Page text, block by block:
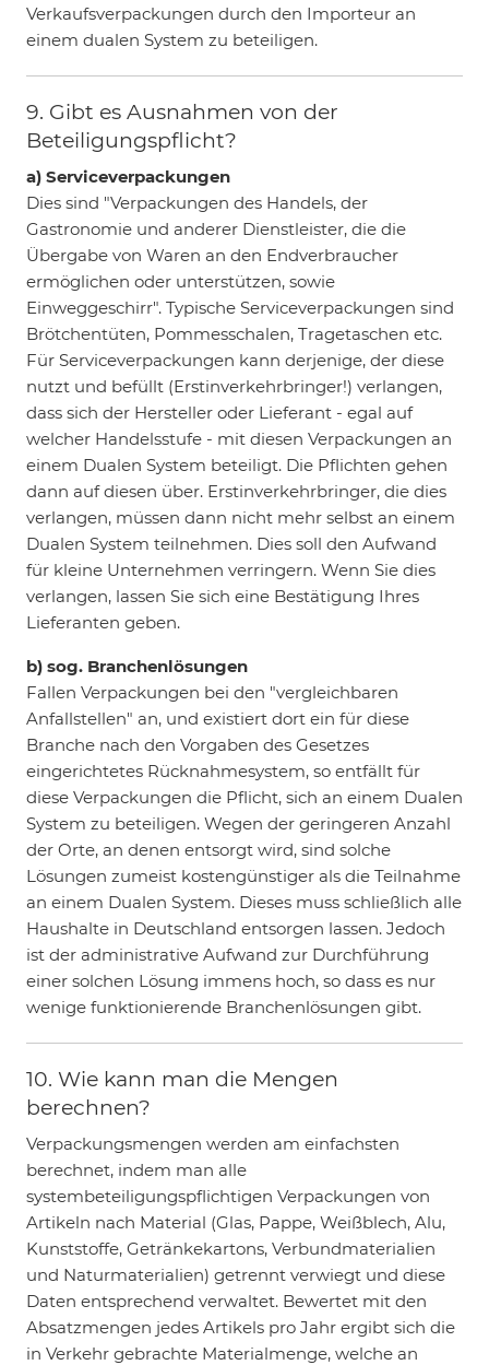
Verkaufsverpackungen durch den Importeur an
einem dualen System zu beteiligen.
9. Gibt es Ausnahmen von der
Beteiligungspflicht?
a) Serviceverpackungen
Dies sind "Verpackungen des Handels, der
Gastronomie und anderer Dienstleister, die die
Übergabe von Waren an den Endverbraucher
ermöglichen oder unterstützen, sowie
Einweggeschirr". Typische Serviceverpackungen sind
Brötchentüten, Pommesschalen, Tragetaschen etc.
Für Serviceverpackungen kann derjenige, der diese
nutzt und befüllt (Erstinverkehrbringer!) verlangen,
dass sich der Hersteller oder Lieferant - egal auf
welcher Handelsstufe - mit diesen Verpackungen an
einem Dualen System beteiligt. Die Pflichten gehen
dann auf diesen über. Erstinverkehrbringer, die dies
verlangen, müssen dann nicht mehr selbst an einem
Dualen System teilnehmen. Dies soll den Aufwand
für kleine Unternehmen verringern. Wenn Sie dies
verlangen, lassen Sie sich eine Bestätigung Ihres
Lieferanten geben.
b) sog. Branchenlösungen
Fallen Verpackungen bei den "vergleichbaren
Anfallstellen" an, und existiert dort ein für diese
Branche nach den Vorgaben des Gesetzes
eingerichtetes Rücknahmesystem, so entfällt für
diese Verpackungen die Pflicht, sich an einem Dualen
System zu beteiligen. Wegen der geringeren Anzahl
der Orte, an denen entsorgt wird, sind solche
Lösungen zumeist kostengünstiger als die Teilnahme
an einem Dualen System. Dieses muss schließlich alle
Haushalte in Deutschland entsorgen lassen. Jedoch
ist der administrative Aufwand zur Durchführung
einer solchen Lösung immens hoch, so dass es nur
wenige funktionierende Branchenlösungen gibt.
10. Wie kann man die Mengen
berechnen?
Verpackungsmengen werden am einfachsten
berechnet, indem man alle
systembeteiligungspflichtigen Verpackungen von
Artikeln nach Material (Glas, Pappe, Weißblech, Alu,
Kunststoffe, Getränkekartons, Verbundmaterialien
und Naturmaterialien) getrennt verwiegt und diese
Daten entsprechend verwaltet. Bewertet mit den
Absatzmengen jedes Artikels pro Jahr ergibt sich die
in Verkehr gebrachte Materialmenge, welche an